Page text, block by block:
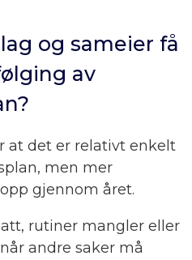
og sameier få
av
at det er relativt enkelt
men mer
gjennom året.
rutiner mangler eller
andre saker må